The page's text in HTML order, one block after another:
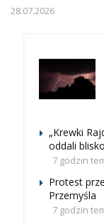
28.07.2026
„Krewki
oddali
7 godzin
Protest
Przemyśla
7 godzin